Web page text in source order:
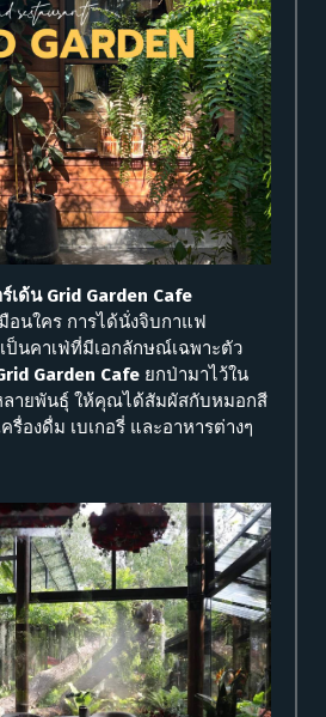
เด้น Grid Garden Cafe
นใคร การได้นั่งจิบกาแฟ
ป็นคาเฟ่ที่มีเอกลักษณ์เฉพาะตัว
Garden Cafe ยกป่ามาไว้ใน
ลายพันธุ์ ให้คุณได้สัมผัสกับหมอกสี
รื่องดื่ม เบเกอรี่ และอาหารต่างๆ